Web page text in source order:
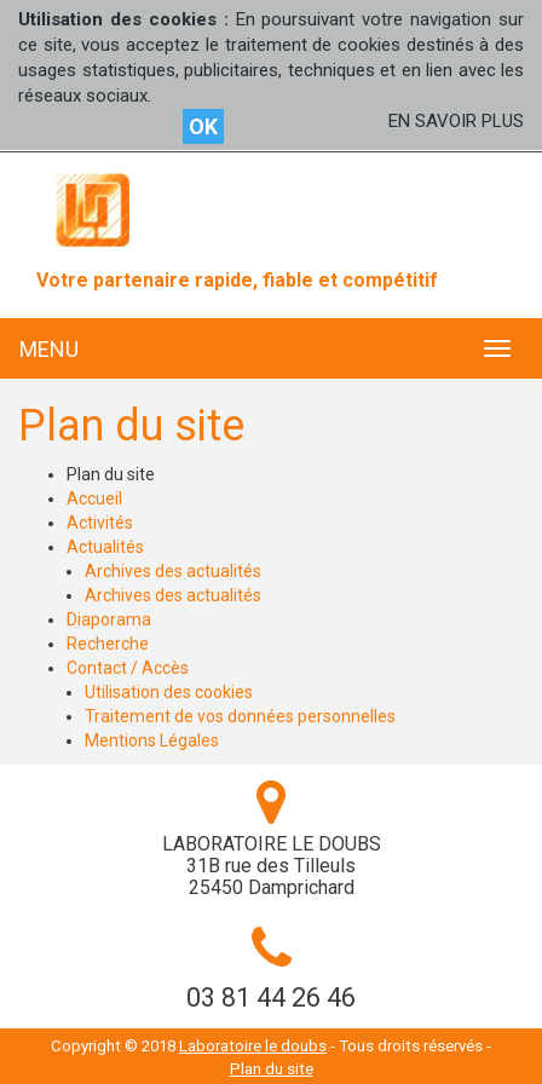
Utilisation des cookies : En poursuivant votre navigation sur
ce site, vous acceptez le traitement de cookies destinés à des
usages statistiques, publicitaires, techniques et en lien avec les
réseaux sociaux.
OK EN SAVOIR PLUS
Votre partenaire rapide, fiable et compétitif
MENU
MENU
Plan du site
Plan du site
Accueil
Activités
Actualités
Archives des actualités
Archives des actualités
Diaporama
Recherche
Contact / Accès
Utilisation des cookies
Traitement de vos données personnelles
Mentions Légales
LABORATOIRE LE DOUBS
31B rue des Tilleuls
25450 Damprichard
03 81 44 26 46
Copyright © 2018 Laboratoire le doubs - Tous droits réservés -
Plan du site